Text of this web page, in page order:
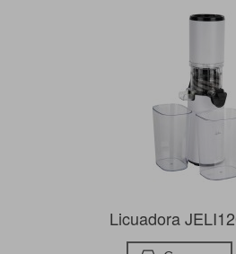
Licuadora